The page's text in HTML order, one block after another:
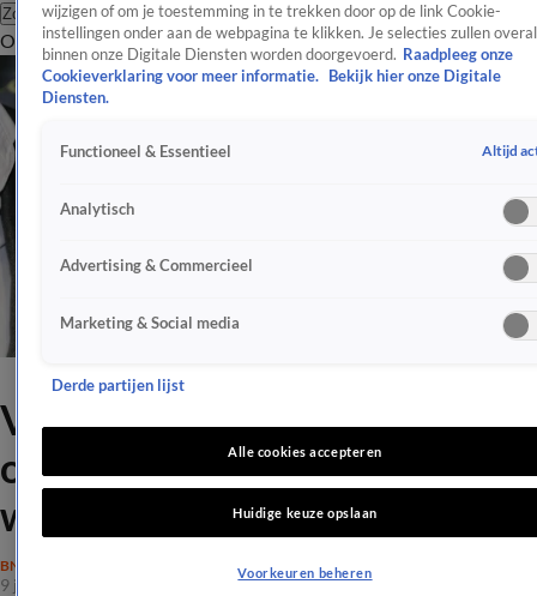
Zoeken
OverzichtEntertainmentSpraakmakendRealityCrimeVideo's
Vader van Hila Noorzai
overleden: 'Je was pas drie
weken opa'
BN'ERS
9 juni 2026, 20:58
wijzigen of om je toestemming in te trekken door op de link Cookie-
instellingen onder aan de webpagina te klikken. Je selecties zullen overal
binnen onze Digitale Diensten worden doorgevoerd. Raadpleeg onze
Cookieverklaring voor meer informatie.
Bekijk hier onze Digitale
Diensten.
Functioneel & Essentieel Altijd
Analytisch
Advertising & Commercieel
Marketing & Social media
Derde partijen lijst
Alle cookies accepteren
Huidige keuze opslaan
Voorkeuren beheren